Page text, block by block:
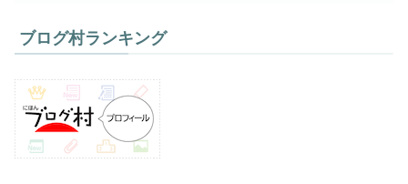
ブログ村ランキング